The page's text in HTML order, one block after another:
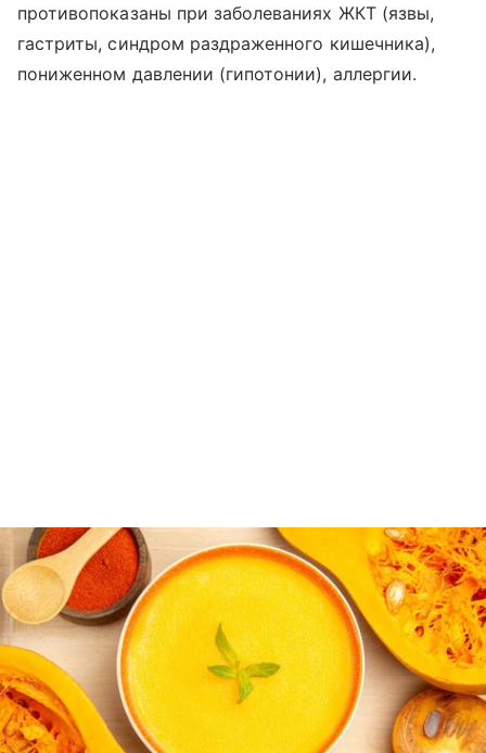
противопоказаны при заболеваниях ЖКТ (язвы,
гастриты, синдром раздраженного кишечника),
пониженном давлении (гипотонии), аллергии.